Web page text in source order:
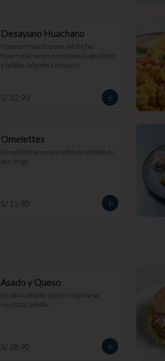
Desayuno Huachano
Huevos revueltos con salchicha
huachana, panes o tostadas, jugo clásico
y bebida caliente a elección.
S/ 32.90
Omelettes
Omelettes acompañados de tostada de
pan miga.
S/ 15.90
Asado y Queso
En pan ciabatta, queso, mayonesa,
mostaza, cebolla.
S/ 28.90